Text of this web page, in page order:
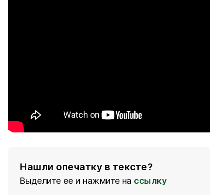
Нашли опечатку в тексте?
Выделите ее и нажмите на ссылку